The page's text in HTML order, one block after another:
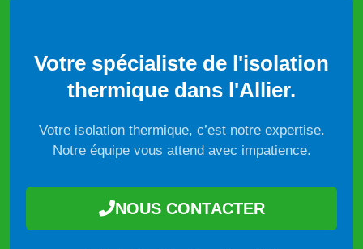
Votre spécialiste de l'isolation
thermique dans l'Allier.
Votre isolation thermique, c’est notre expertise.
Notre équipe vous attend avec impatience.
NOUS CONTACTER